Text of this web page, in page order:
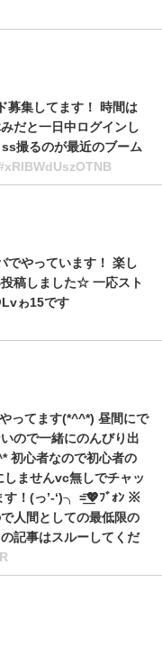
募集してます！ 時間は
だと一日中ログインし
撮るのが最近のブーム
でやっています！ 楽し
稿しました☆ 一応スト
ゎ15です
ってます(*^^*) 昼間にで
ので一緒にのんびり出
初心者なので初心者の
ませんvc無しでチャッ
す！(っ’-‘)╮ =͟͟͞͞💖ﾌﾞｫﾝ ※
人間としての最低限の
記事はスルーしてくだ